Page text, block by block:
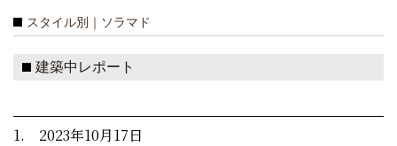
スタイル別｜ソラマド
建築中レポート
1. 2023年10月17日